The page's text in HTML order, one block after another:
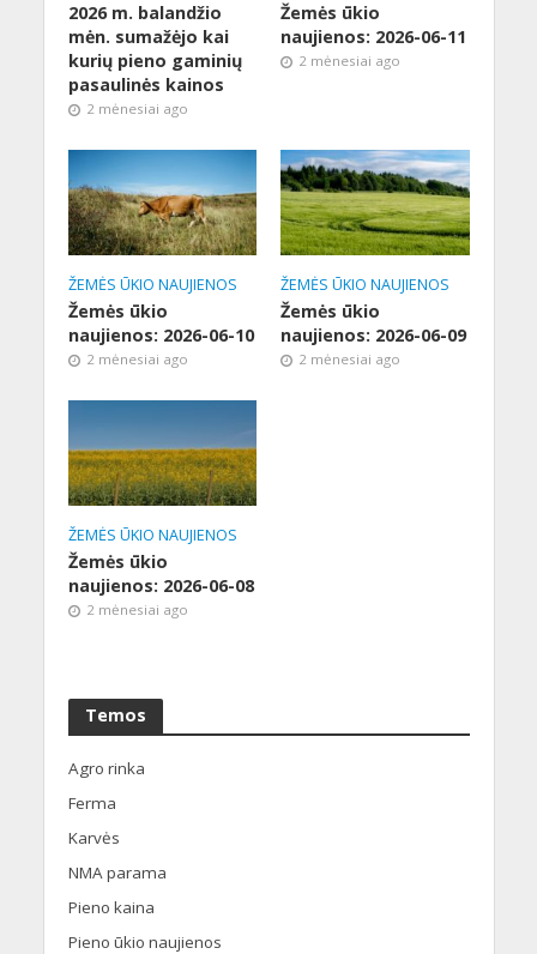
2026 m. balandžio
mėn. sumažėjo kai
kurių pieno gaminių
pasaulinės kainos
2 mėnesiai ago
Žemės ūkio
naujienos: 2026-06-11
2 mėnesiai ago
ŽEMĖS ŪKIO NAUJIENOS
Žemės ūkio
naujienos: 2026-06-10
2 mėnesiai ago
ŽEMĖS ŪKIO NAUJIENOS
Žemės ūkio
naujienos: 2026-06-09
2 mėnesiai ago
ŽEMĖS ŪKIO NAUJIENOS
Žemės ūkio
naujienos: 2026-06-08
2 mėnesiai ago
Temos
Agro rinka
Ferma
Karvės
NMA parama
Pieno kaina
Pieno ūkio naujienos